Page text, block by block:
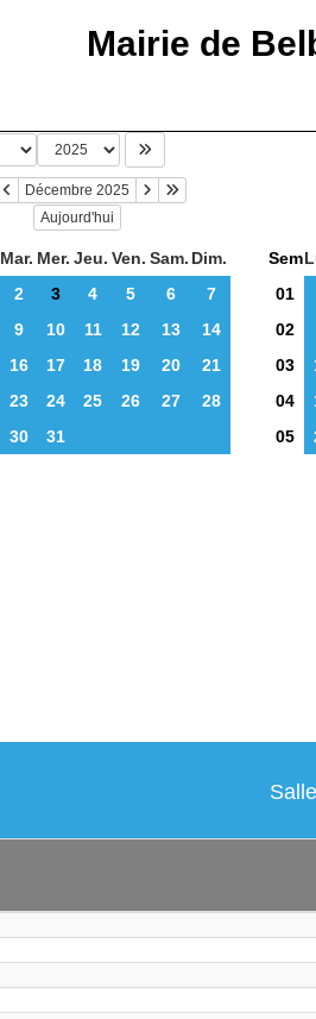
Mairie de
Décembre 2025
Aujourd'hui
Mar. Mer. Jeu. Ven. Sam. Dim.
2 3 4 5 6
7
9 10 11 12 13
14
16 17 18 19 20
21
23 24 25 26 27
28
30 31
Sem
01
02
03
04
05